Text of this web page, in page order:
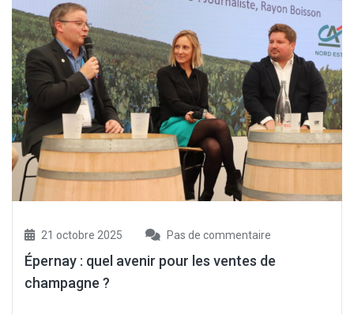
21 octobre 2025 Pas de commentaire
Épernay : quel avenir pour les ventes de
champagne ?